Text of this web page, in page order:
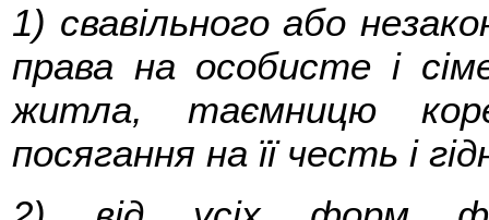
1) свавільного або
права на особисте і
житла, таємницю
посягання на її честь і